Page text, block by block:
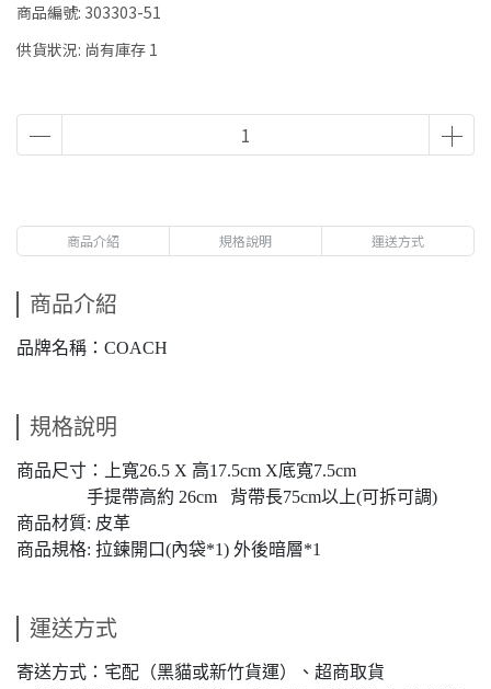
商品編號: 303303-51
供貨狀況: 尚有庫存 1
商品介紹 規格說明 運送方式
商品介紹
品牌名稱：COACH
規格說明
商品尺寸：上寬26.5 X 高17.5cm X底寬7.5cm
手提帶高約 26cm 背帶長75cm以上(可拆可調)
商品材質: 皮革
商品規格: 拉鍊開口(內袋*1) 外後暗層*1
運送方式
寄送方式：宅配（黑貓或新竹貨運）、超商取貨